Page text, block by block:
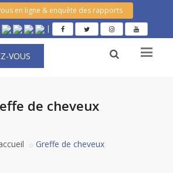
en ligne & enquête des rapports
|
VOUS
de cheveux
Greffe de cheveux